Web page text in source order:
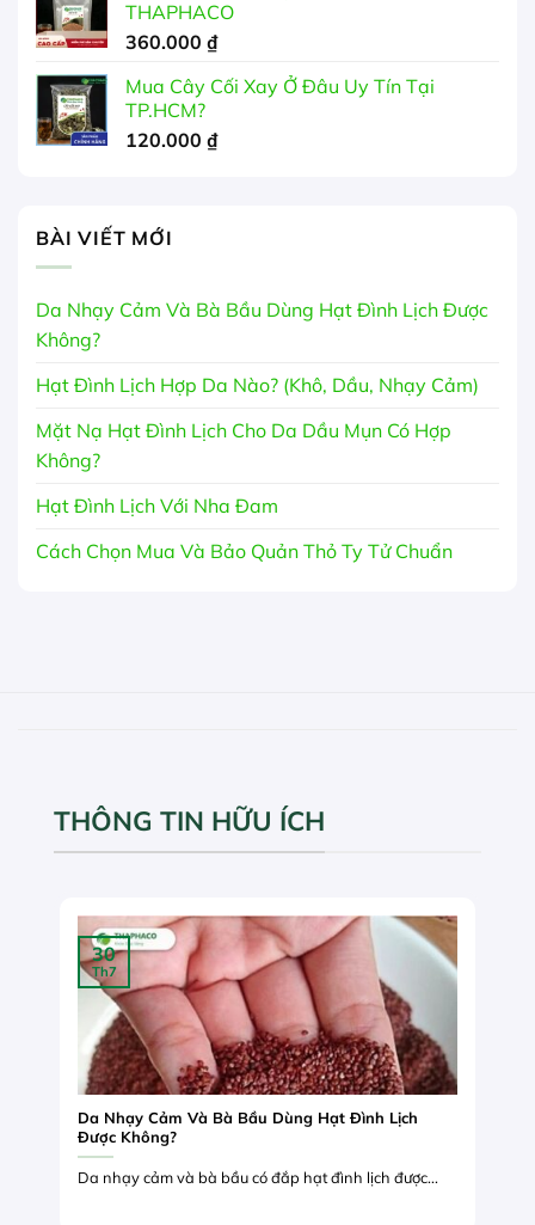
THAPHACO
360.000 ₫
Mua Cây Cối Xay Ở Đâu Uy Tín Tại
TP.HCM?
120.000 ₫
BÀI VIẾT MỚI
Da Nhạy Cảm Và Bà Bầu Dùng Hạt Đình Lịch Được
Không?
Hạt Đình Lịch Hợp Da Nào? (Khô, Dầu, Nhạy Cảm)
Mặt Nạ Hạt Đình Lịch Cho Da Dầu Mụn Có Hợp
Không?
Hạt Đình Lịch Với Nha Đam
Cách Chọn Mua Và Bảo Quản Thỏ Ty Tử Chuẩn
THÔNG TIN HỮU ÍCH
Da Nhạy Cảm Và Bà Bầu Dùng Hạt Đình Lịch
Được Không?
Da nhạy cảm và bà bầu có đắp hạt đình lịch được...
30
Th7